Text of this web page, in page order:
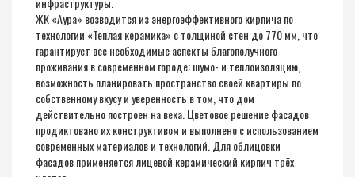
ЖК «Aура» возводится из энергоэффективного кирпича по
технологии «Теплая керамика» с толщиной стен до 770 мм, что
гарантирует все необходимые аспекты благополучного
проживания в современном городе: шумо- и теплоизоляцию,
возможность планировать пространство своей квартиры по
собственному вкусу и уверенность в том, что дом
действительно построен на века. Цветовое решение фасадов
продиктовано их конструктивом и выполнено с использованием
современных материалов и технологий. Для облицовки
фасадов применяется лицевой керамический кирпич трёх